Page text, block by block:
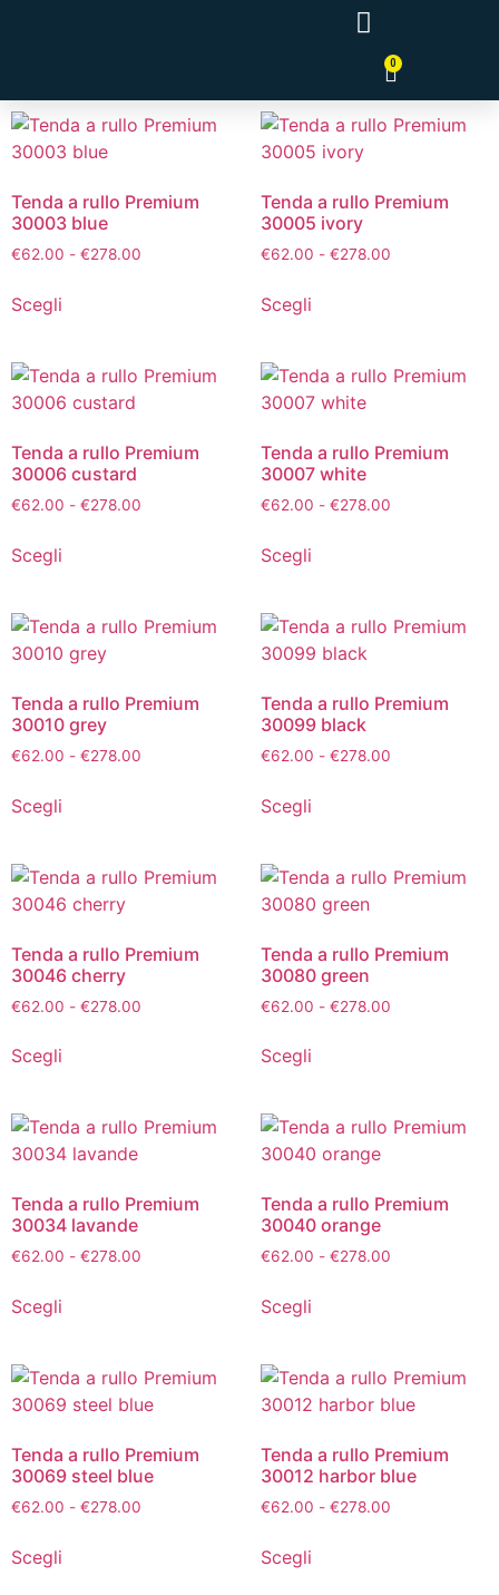
0
Tenda a rullo Premium
30003 blue
€62.00 - €278.00
Scegli
Tenda a rullo Premium
30005 ivory
€62.00 - €278.00
Scegli
Tenda a rullo Premium
30006 custard
€62.00 - €278.00
Scegli
Tenda a rullo Premium
30007 white
€62.00 - €278.00
Scegli
Tenda a rullo Premium
30010 grey
€62.00 - €278.00
Scegli
Tenda a rullo Premium
30099 black
€62.00 - €278.00
Scegli
Tenda a rullo Premium
30046 cherry
€62.00 - €278.00
Scegli
Tenda a rullo Premium
30080 green
€62.00 - €278.00
Scegli
Tenda a rullo Premium
30034 lavande
€62.00 - €278.00
Scegli
Tenda a rullo Premium
30040 orange
€62.00 - €278.00
Scegli
Tenda a rullo Premium
30069 steel blue
€62.00 - €278.00
Scegli
Tenda a rullo Premium
30012 harbor blue
€62.00 - €278.00
Scegli